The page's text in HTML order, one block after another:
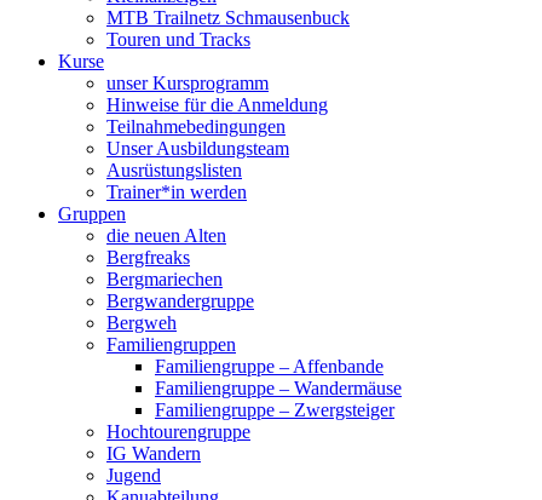
MTB Trailnetz Schmausenbuck
Touren und Tracks
Kurse
unser Kursprogramm
Hinweise für die Anmeldung
Teilnahmebedingungen
Unser Ausbildungsteam
Ausrüstungslisten
Trainer*in werden
Gruppen
die neuen Alten
Bergfreaks
Bergmariechen
Bergwandergruppe
Bergweh
Familiengruppen
Familiengruppe – Affenbande
Familiengruppe – Wandermäuse
Familiengruppe – Zwergsteiger
Hochtourengruppe
IG Wandern
Jugend